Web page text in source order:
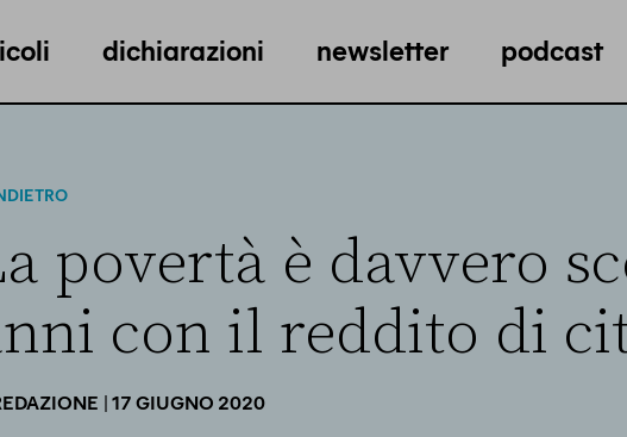
dichiarazioni newsletter podcast
povertà è davvero
con il reddito di
| 17 GIUGNO 2020